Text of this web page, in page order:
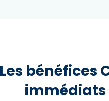
Les bénéfices
immédiats